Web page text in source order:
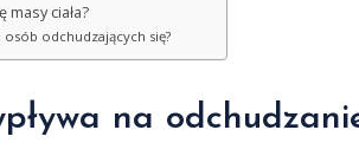
ciała?
odchudzających się?
na